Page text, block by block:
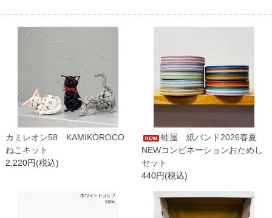
カミレオン58 KAMIKOROCO
ねこキット
2,220円(税込)
蛙屋 紙バンド2026春夏
NEWコンビネーションおためし
セット
440円(税込)